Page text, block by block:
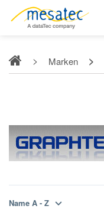
Marken
Name A - Z